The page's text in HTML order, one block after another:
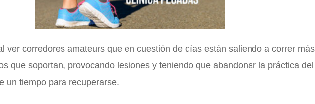
ver corredores amateurs que en cuestión de días están saliendo a correr más
que soportan, provocando lesiones y teniendo que abandonar la práctica del
un tiempo para recuperarse.